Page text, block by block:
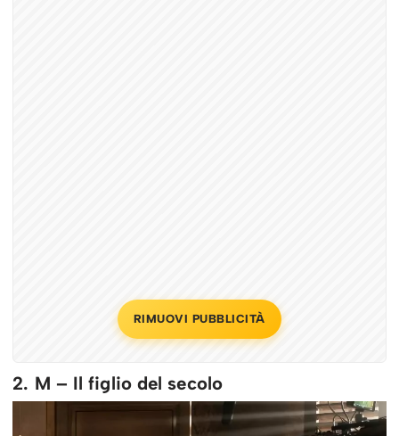
RIMUOVI PUBBLICITÀ
2. M – Il figlio del secolo